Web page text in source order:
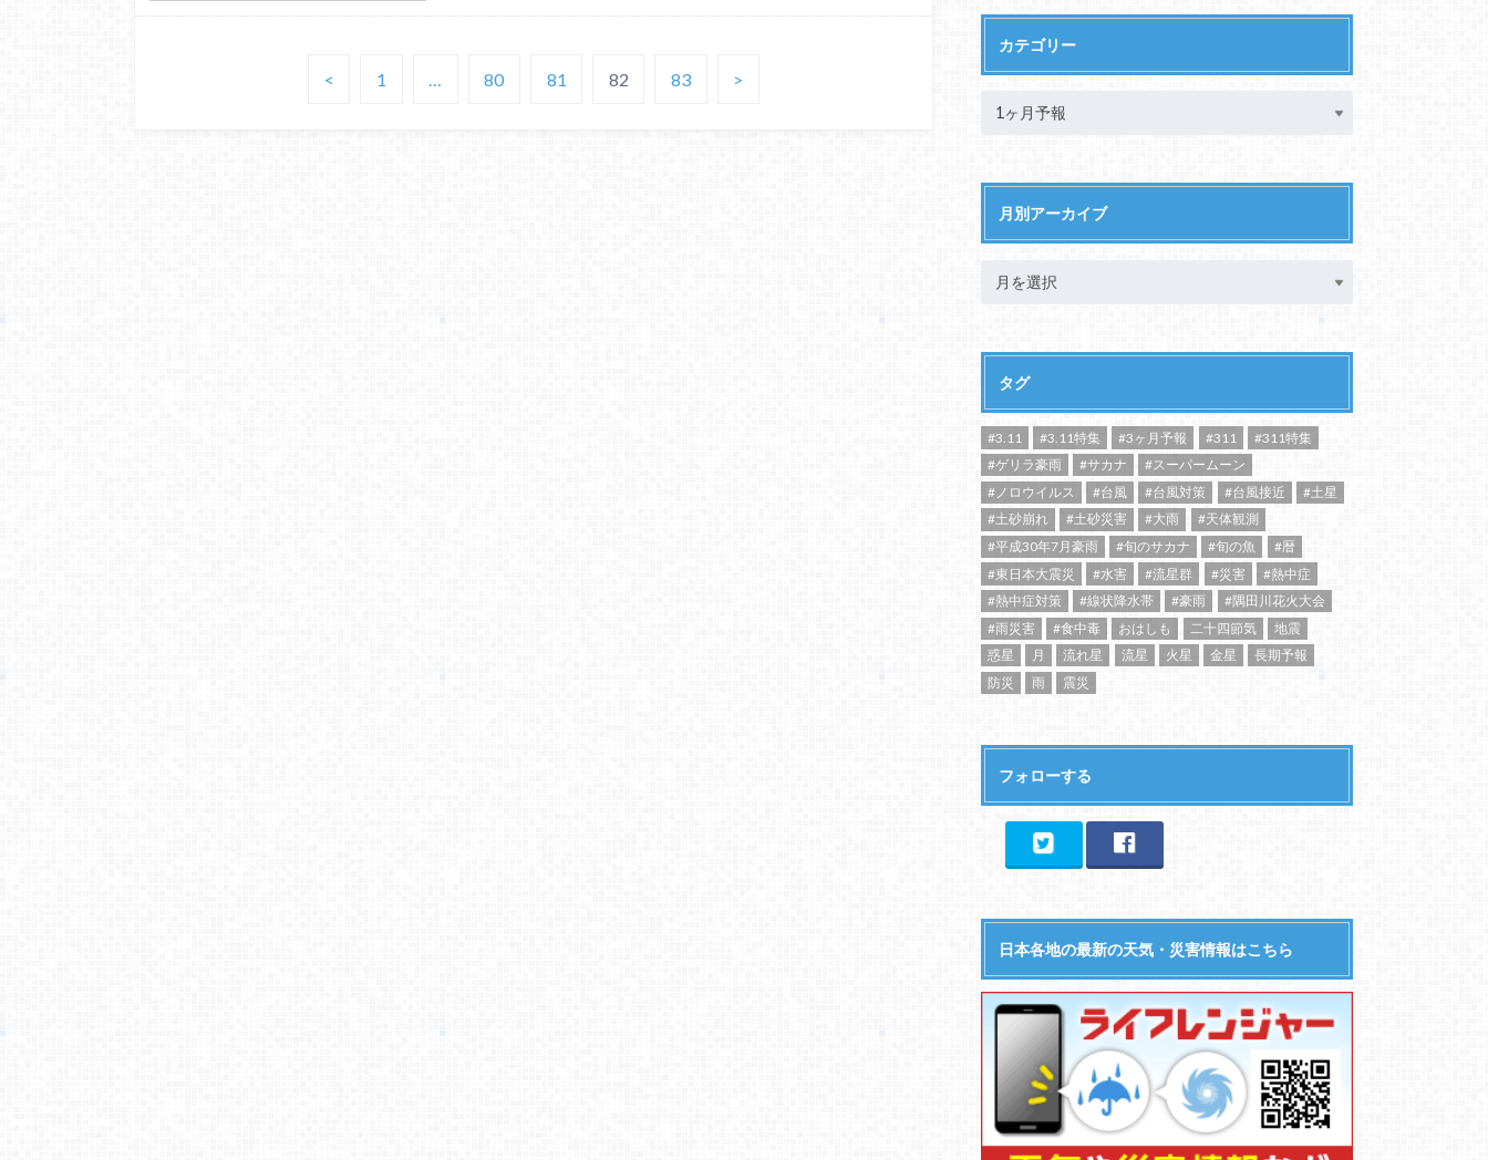
< 1 80 81 82 83 >
カテゴリー
月別アーカイブ
タグ
#3.11 #3.11特集 #3ヶ月予報 #311
#311特集
#ゲリラ豪雨
#サカナ
#スーパームーン
#ノロウイルス
#台風 #台風対策 #台風接近
#土星
#土砂崩れ
#土砂災害 #大雨
#天体観測
#平成30年7月豪雨
#旬のサカナ #旬の魚
#暦
#東日本大震災
#水害 #流星群 #災害
#熱中症
#熱中症対策
#線状降水帯 #豪雨
#隅田川花火大会
#雨災害
#食中毒 おはしも 二十四節気
地震
惑星
月 流れ星 流星 火星 金星
長期予報
防災
雨 震災
フォローする
日本各地の最新の天気・災害情報はこちら